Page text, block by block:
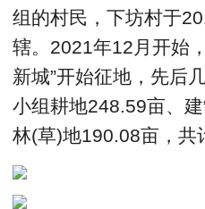
组的村民，下坊村于
辖。2021年12月开始
新城”开始征地，先后
小组耕地248.59亩、
林(草)地190.08亩，共